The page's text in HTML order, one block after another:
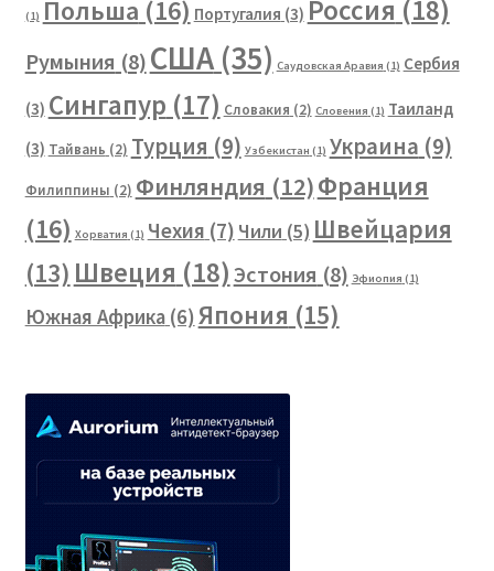
(1) Польша (16) Португалия (3) Россия (18)
Румыния (8)США(35) Саудовская Аравия (1) Сербия
(3) Сингапур (17) Словакия (2) Словения (1) Таиланд
(3) Тайвань (2) Турция (9) Узбекистан (1) Украина (9)
Филиппины (2) Финляндия (12)Франция
(16) Хорватия (1) Чехия (7) Чили (5) Швейцария
(13) Швеция (18)Эстония (8) Эфиопия (1)
Южная Африка(6)Япония (15)